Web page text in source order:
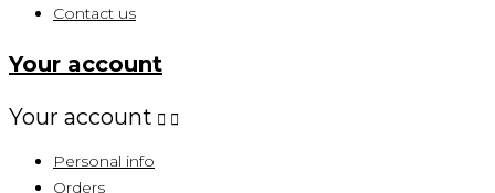
Contact us
Your account
Your account  
Personal info
Orders